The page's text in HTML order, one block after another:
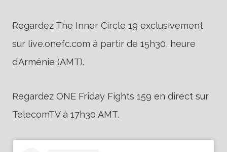
Regardez The Inner Circle 19 exclusivement
sur live.onefc.com à partir de 15h30, heure
d’Arménie (AMT).
Regardez ONE Friday Fights 159 en direct sur
TelecomTV à 17h30 AMT.